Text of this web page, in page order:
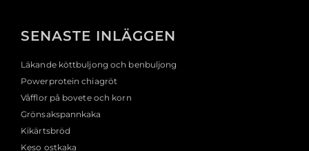
SENASTE INLÄGGEN
Läkande köttbuljong och benbuljong
Powerprotein chiagröt
Våfflor på bovete och korn
Grönsakspannkaka
Kikärtsbröd
Keso ostkaka